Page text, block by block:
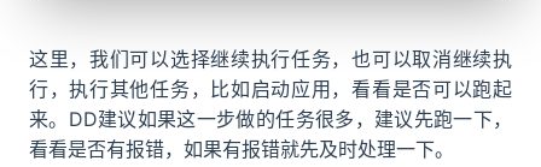
这里，我们可以选择继续执行任务，也可以取消继续执
行，执行其他任务，比如启动应用，看看是否可以跑起
来。DD建议如果这一步做的任务很多，建议先跑一下，
看看是否有报错，如果有报错就先及时处理一下。